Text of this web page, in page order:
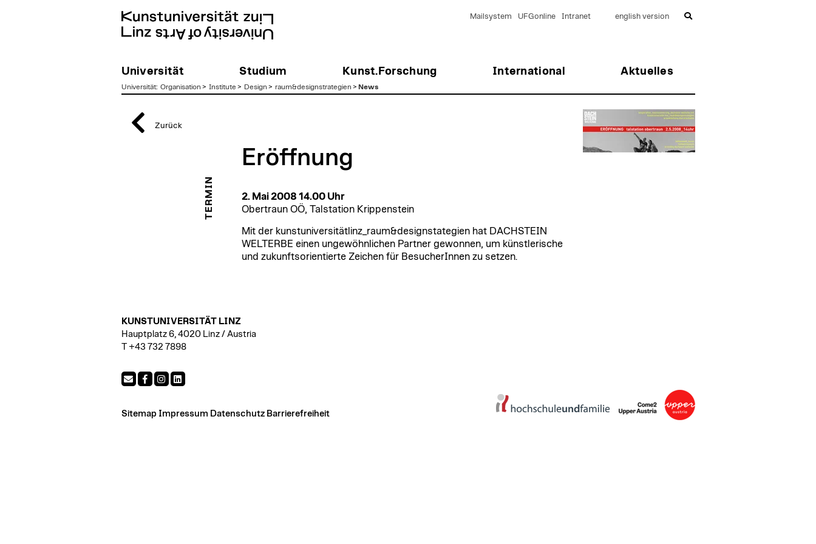
Universität Studium Kunst.Forschung International Aktuelles
Mailsystem UFGonline Intranet english version
Universität: Organisation > Institute > Design > raum&designstrategien > News
Zurück
TERMIN
Eröffnung
2. Mai 2008 14.00 Uhr
Obertraun OÖ, Talstation Krippenstein
Mit der kunstuniversitätlinz_raum&designstategien hat DACHSTEIN
WELTERBE einen ungewöhnlichen Partner gewonnen, um künstlerische
und zukunftsorientierte Zeichen für BesucherInnen zu setzen.
KUNSTUNIVERSITÄT LINZ
Hauptplatz 6, 4020 Linz / Austria
T +43 732 7898
Sitemap Impressum Datenschutz Barrierefreiheit